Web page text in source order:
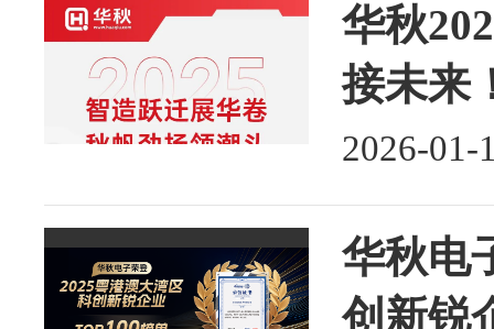
华秋
接未来
2026-01-
华秋电
创新锐